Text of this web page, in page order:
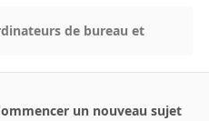
de bureau et
un nouveau sujet